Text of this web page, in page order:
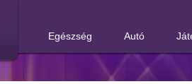
Egészség Autó